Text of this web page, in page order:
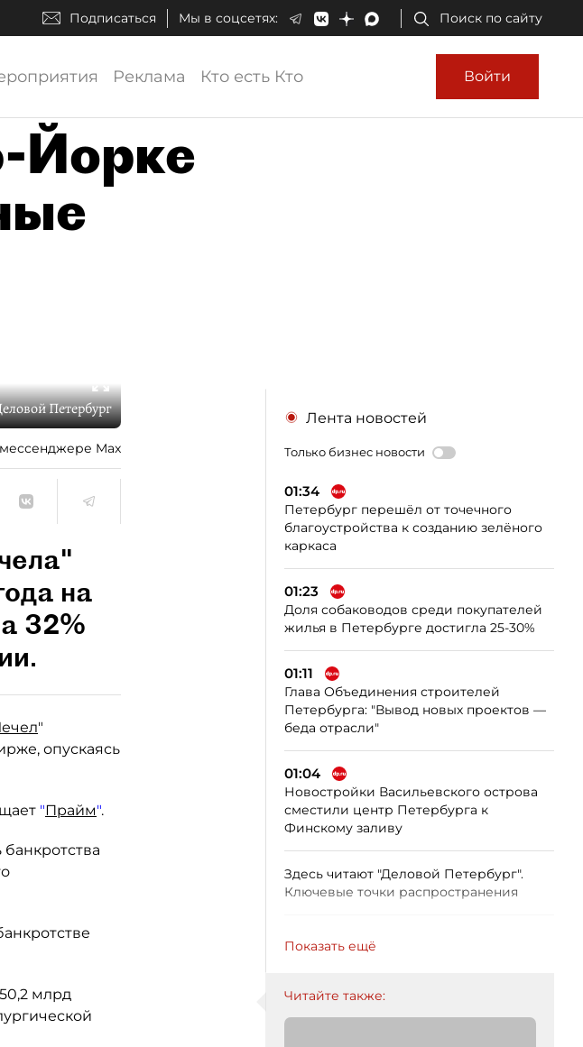
Подписаться Мы в соцсетях: Поиск по сайту
Реклама Кто есть Кто Войти
Йорке
Петербург
Max
на
32%
"
опускаясь
"Прайм".
банкротства
млрд
Лента новостей
Только бизнес новости
01:34
Петербург перешёл от точечного
благоустройства к созданию зелёного
каркаса
01:23
Доля собаководов среди покупателей
жилья в Петербурге достигла 25-30%
01:11
Глава Объединения строителей
Петербурга: "Вывод новых проектов —
беда отрасли"
01:04
Новостройки Васильевского острова
сместили центр Петербурга к
Финскому заливу
Здесь читают "Деловой Петербург".
Ключевые точки распространения
Показать ещё
Читайте также: